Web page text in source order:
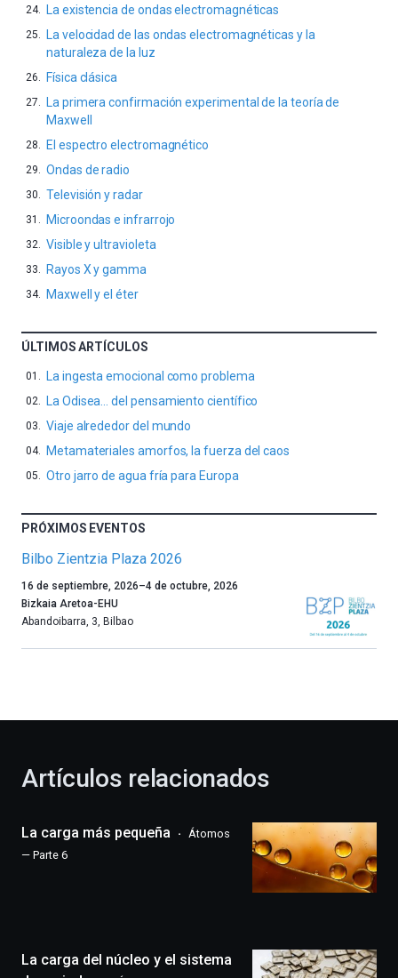
La existencia de ondas electromagnéticas
La velocidad de las ondas electromagnéticas y la
naturaleza de la luz
Física clásica
La primera confirmación experimental de la teoría de
Maxwell
El espectro electromagnético
Ondas de radio
Televisión y radar
Microondas e infrarrojo
Visible y ultravioleta
Rayos X y gamma
Maxwell y el éter
ÚLTIMOS ARTÍCULOS
La ingesta emocional como problema
La Odisea… del pensamiento científico
Viaje alrededor del mundo
Metamateriales amorfos, la fuerza del caos
Otro jarro de agua fría para Europa
PRÓXIMOS EVENTOS
Bilbo Zientzia Plaza 2026
Un
año
más,
celebración
novena
edición
un
16 de septiembre, 2026–4 de octubre, 2026
Bizkaia Aretoa-EHU
Abandoibarra, 3, Bilbao
Artículos relacionados
La carga más pequeña
Átomos
— Parte 6
La carga del núcleo y el sistema